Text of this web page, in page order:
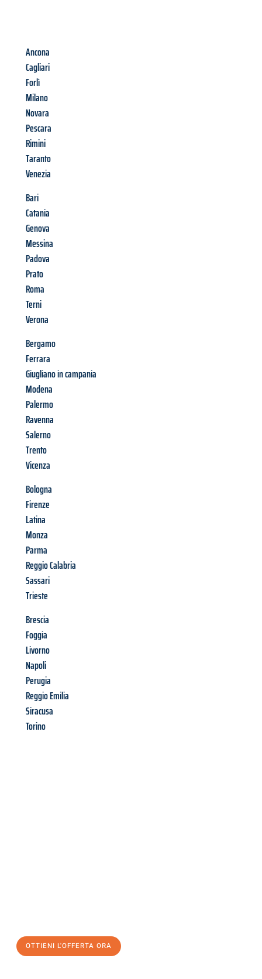
Ancona
Cagliari
Forlì
Milano
Novara
Pescara
Rimini
Taranto
Venezia
Bari
Catania
Genova
Messina
Padova
Prato
Roma
Terni
Verona
Bergamo
Ferrara
Giugliano in campania
Modena
Palermo
Ravenna
Salerno
Trento
Vicenza
Bologna
Firenze
Latina
Monza
Parma
Reggio Calabria
Sassari
Trieste
Brescia
Foggia
Livorno
Napoli
Perugia
Reggio Emilia
Siracusa
Torino
OTTIENI L'OFFERTA ORA